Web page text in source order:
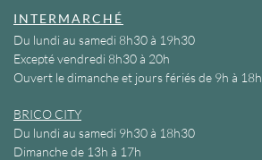
INTERMARCHÉ
Du lundi au samedi 8h30 à 19h30
Excepté vendredi 8h30 à 20h
Ouvert le dimanche et jours fériés de 9h à 18h
BRICO CITY
Du lundi au samedi 9h30 à 18h30
Dimanche de 13h à 17h